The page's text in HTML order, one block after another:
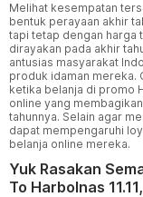
Melihat kesempatan
bentuk perayaan akhir
tapi tetap dengan harga
dirayakan pada akhir
antusias masyarakat
produk idaman mereka.
ketika belanja di promo
online yang
tahunnya. Selain agar
dapat mempengaruhi
belanja online mereka.
Yuk Rasakan
To Harbolnas